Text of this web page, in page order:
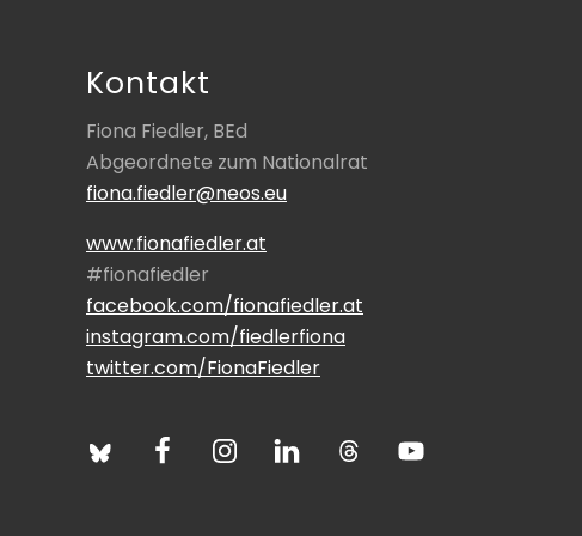
e
t
r
a
:
Kontakt
Fiona Fiedler, BEd
Abgeordnete zum Nationalrat
fiona.fiedler@neos.eu
www.fionafiedler.at
#fionafiedler
facebook.com/fionafiedler.at
instagram.com/fiedlerfiona
twitter.com/FionaFiedler